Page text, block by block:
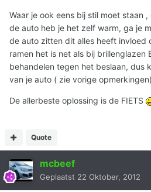
Waar je ook eens bij stil moet staan
de auto heb je het zelf warm, ga je
de auto zitten dit alles heeft invloed
ramen het is net als bij brillenglazen
behandelen tegen het beslaan, dus
van je auto ( zie vorige opmerkingen)
De allerbeste oplossing is de FIETS
Quote
mcbeef
Geplaatst 22 Oktober, 2012